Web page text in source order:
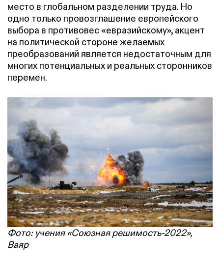
место в глобальном разделении труда. Но
одно только провозглашение европейского
выбора в противовес «евразийскому», акцент
на политической стороне желаемых
преобразований является недостаточным для
многих потенциальных и реальных сторонников
перемен.
Фото: учения «Союзная решимость-2022»,
Ваяр